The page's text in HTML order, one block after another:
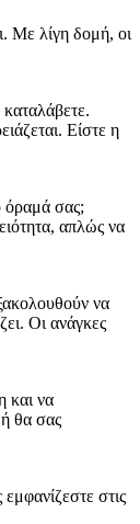
Με λίγη δομή, οι
Είστε η
όραμά σας;
απλώς να
να
Οι ανάγκες
και να
θα σας
στις